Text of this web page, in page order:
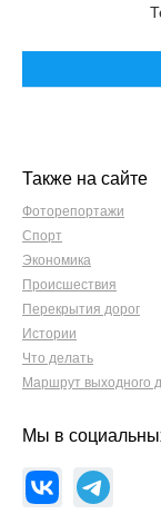
Также на сайте
Фоторепортажи
Спорт
Экономика
Происшествия
Перекрытия дорог
Истории
Что делать
Маршрут выходного
Мы в